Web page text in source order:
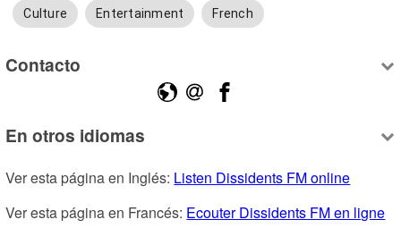
Culture Entertainment French
Contacto
En otros idiomas
Ver esta página en Inglés: Listen Dissidents FM online
Ver esta página en Francés: Ecouter Dissidents FM en ligne